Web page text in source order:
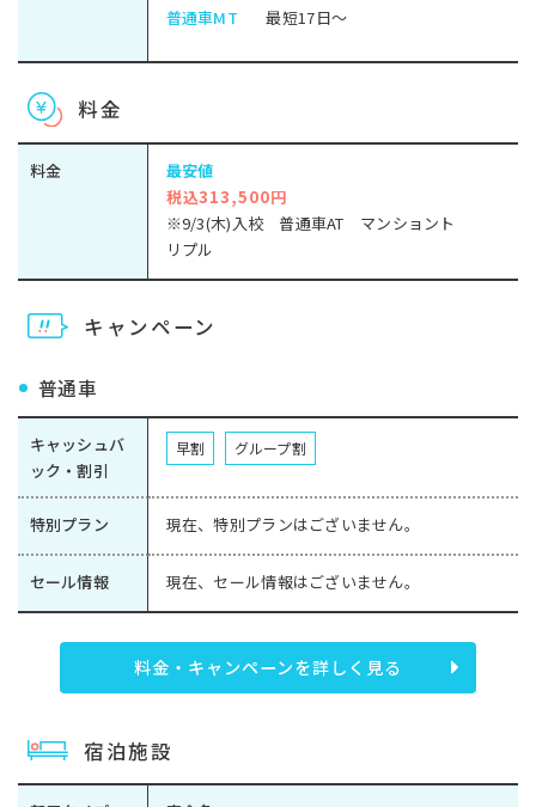
普通車MT 最短17日～
料金
料金
最安値
税込313,500円
※9/3(木)入校 普通車AT マンショント
リプル
キャンペーン
普通車
キャッシュバ
ック・割引
早割 グループ割
特別プラン 現在、特別プランはございません。
セール情報 現在、セール情報はございません。
料金・キャンペーンを詳しく見る
宿泊施設